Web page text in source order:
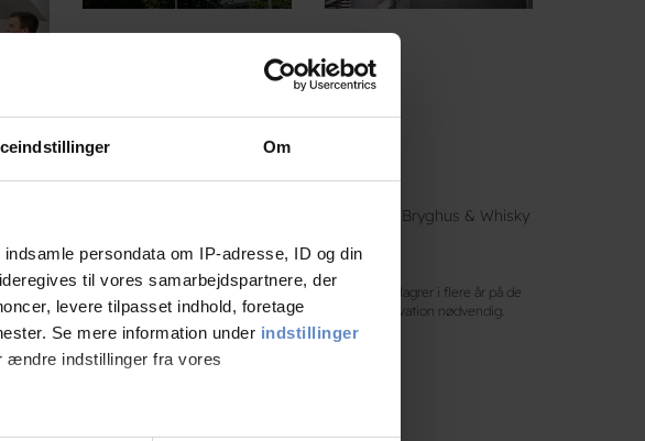
Om
persondata om IP-adresse, ID og din
til vores samarbejdspartnere, der
levere tilpasset indhold, foretage
Se mere information under indstillinger
ændre indstillinger fra vores
omgivelser, her kan også nydes ØL fra Trolden Bryghus & Whisky
kobberkedler produceres en kraftig og smagfuld råsprit, der lagrer i flere år på de
ligger blot 20 min. gang fra os, er det også en mulighed. Reservation nødvendig.
17 prs.